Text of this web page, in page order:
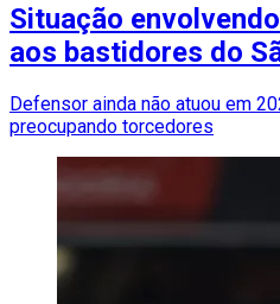
Situação
aos bastidores do
Defensor ainda não atuou em
preocupando torcedores